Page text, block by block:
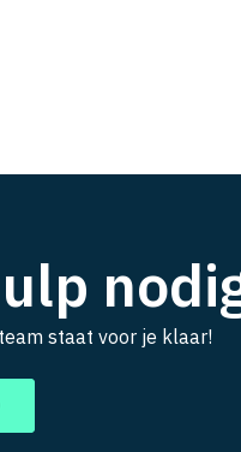
staat voor je klaar!